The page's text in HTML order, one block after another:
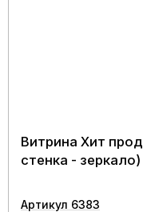
Витрина Хит
стенка - зеркало)
Артикул 6383